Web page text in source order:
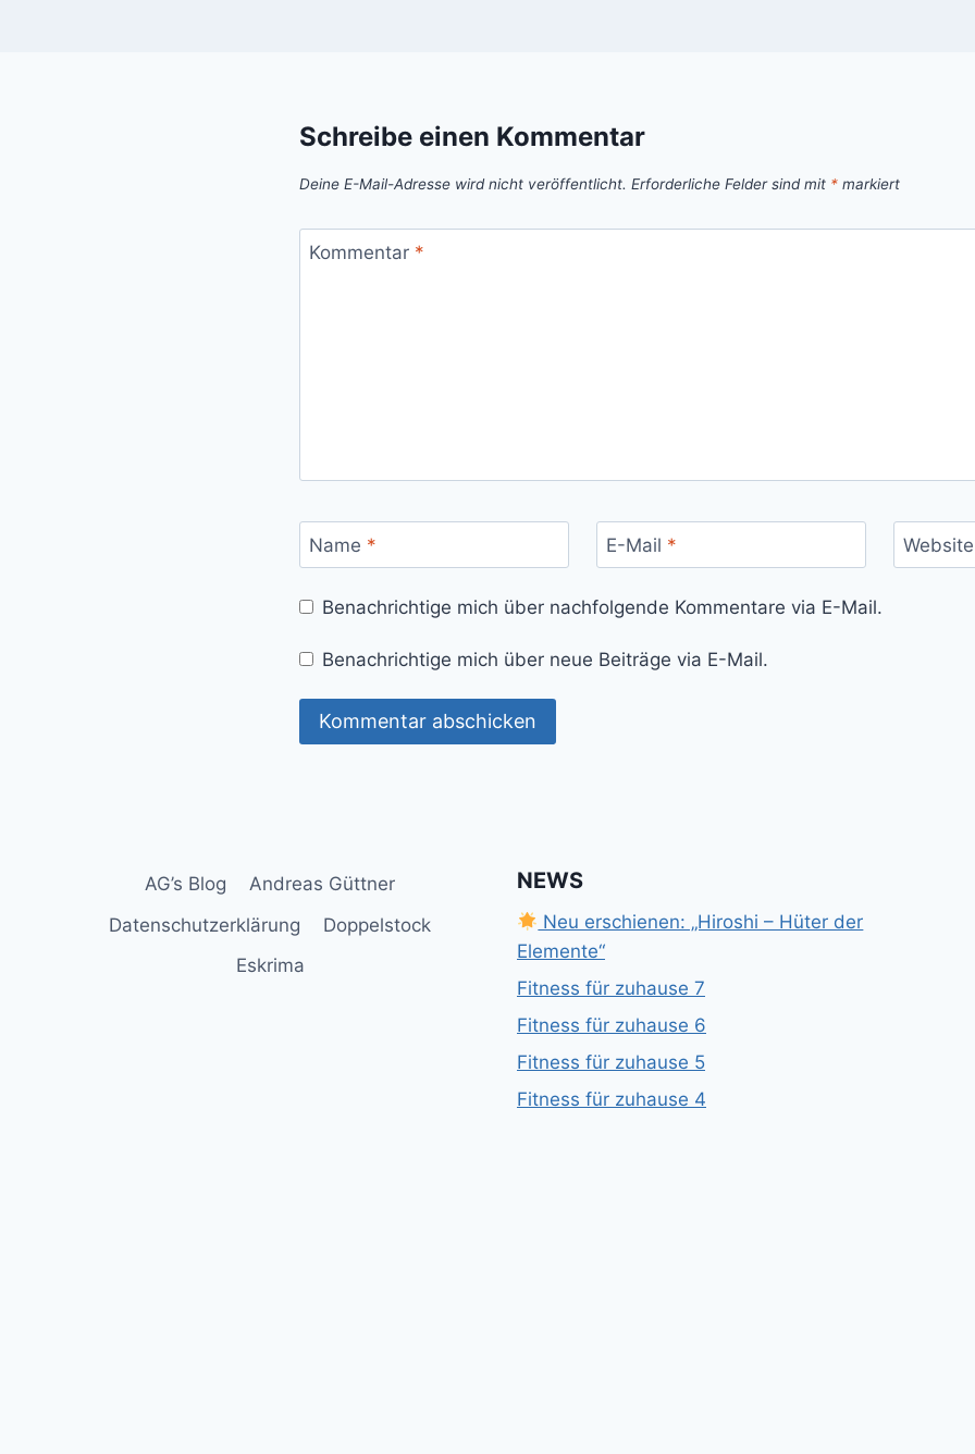
Schreibe einen Kommentar
Deine E-Mail-Adresse wird nicht veröffentlicht. Erforderliche Felder sind mit * markiert
Kommentar *
Name * E-Mail * Website
Benachrichtige mich über nachfolgende Kommentare via E-Mail.
Benachrichtige mich über neue Beiträge via E-Mail.
AG’s Blog
Andreas Güttner
Datenschutzerklärung
Doppelstock
Eskrima
NEWS
Neu erschienen: „Hiroshi – Hüter der
Elemente“
Fitness für zuhause 7
Fitness für zuhause 6
Fitness für zuhause 5
Fitness für zuhause 4